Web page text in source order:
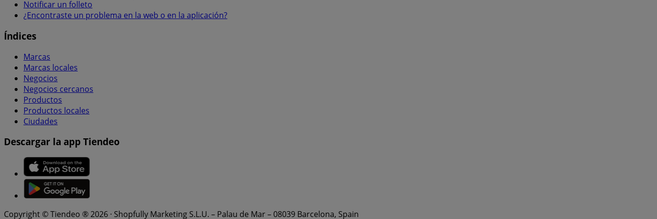
Notificar un folleto
¿Encontraste un problema en la web o en la aplicación?
Índices
Marcas
Marcas locales
Negocios
Negocios cercanos
Productos
Productos locales
Ciudades
Descargar la app Tiendeo
Copyright © Tiendeo ® 2026 · Shopfully Marketing S.L.U. – Palau de Mar – 08039 Barcelona, Spain